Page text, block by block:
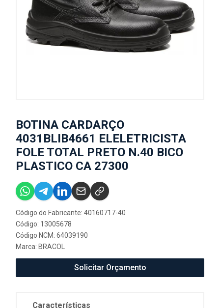
BOTINA CARDARÇO
4031BLIB4661 ELELETRICISTA
FOLE TOTAL PRETO N.40 BICO
PLASTICO CA 27300
Código do Fabricante: 40160717-40
Código: 13005678
Código NCM: 64039190
Marca: BRACOL
Solicitar Orçamento
Características